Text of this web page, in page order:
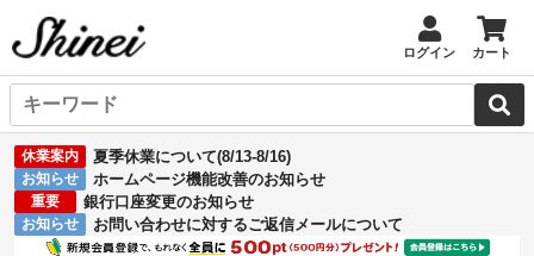
ログイン カート
休業案内 夏季休業について(8/13-8/16)
お知らせ ホームページ機能改善のお知らせ
重要 銀行口座変更のお知らせ
お知らせ お問い合わせに対するご返信メールについて